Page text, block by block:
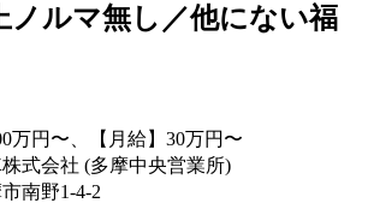
ルマ無し／他にない福
万円〜、【月給】30万円〜
式会社 (多摩中央営業所)
南野1-4-2